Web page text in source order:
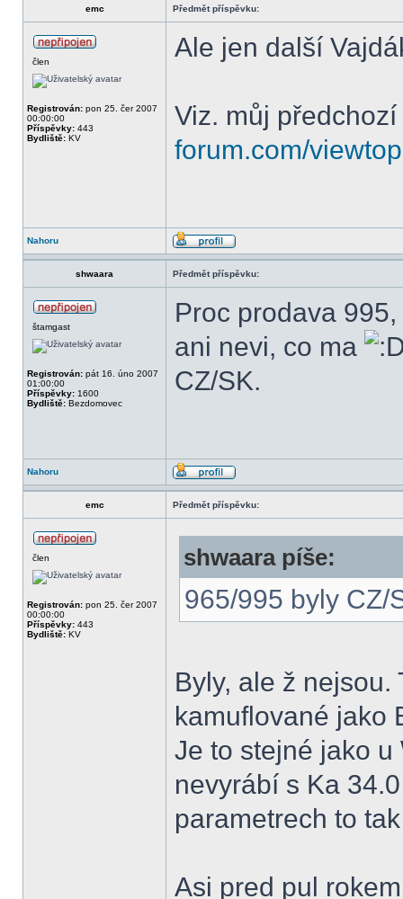
emc Předmět příspěvku:
člen
Registrován: pon 25. čer 2007
00:00:00
Příspěvky: 443
Bydliště: KV
Ale jen další
Viz. můj
forum.com/
Nahoru
shwaara Předmět příspěvku:
štamgast
Registrován: pát 16. úno 2007
01:00:00
Příspěvky: 1600
Bydliště: Bezdomovec
Proc prodava
ani nevi, co ma
CZ/SK.
Nahoru
emc Předmět příspěvku:
člen
Registrován: pon 25. čer 2007
00:00:00
Příspěvky: 443
Bydliště: KV
shwaara píše:
965/995 byly CZ/
Byly, ale ž
kamuflované jako
Je to stejné jako
nevyrábí s Ka
parametrech to
Asi pred pul